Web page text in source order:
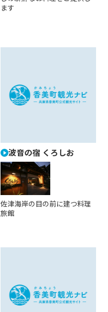
ます
波音の宿 くろしお
佐津海岸の目の前に建つ料理
旅館